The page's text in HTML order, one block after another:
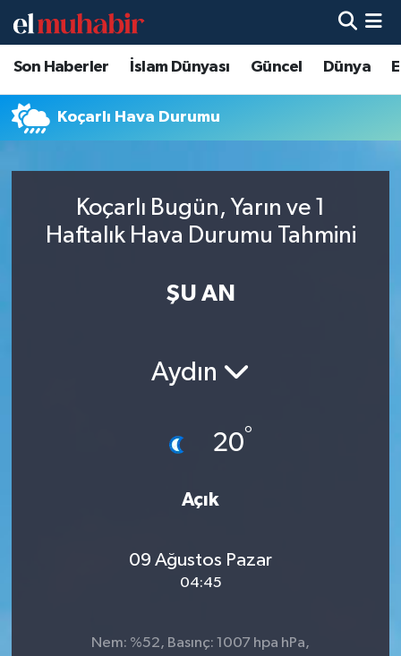
Son Haberler İslam Dünyası Güncel Dünya
Koçarlı Hava Durumu
Koçarlı Bugün, Yarın ve 1
Haftalık Hava Durumu Tahmini
ŞU AN
Aydın
20°
Açık
09 Ağustos Pazar
04:45
Nem: %52, Basınç: 1007 hpa hPa,
Hava Durumu
Trafik Durumu
Tüm Manşetler